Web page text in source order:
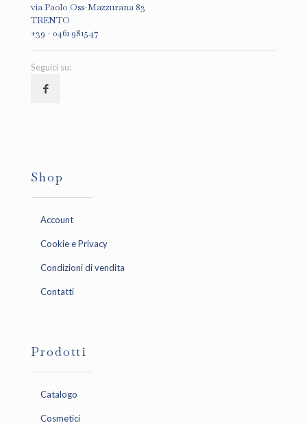
via Paolo Oss-Mazzurana 83
TRENTO
+39 - 0461 981547
Seguici su:
Shop
Account
Cookie e Privacy
Condizioni di vendita
Contatti
Prodotti
Catalogo
Cosmetici